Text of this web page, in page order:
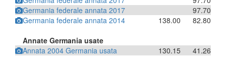
Germania federale annata 2017
97.70
Germania federale annata 2014
138.00
82.80
Annate Germania usate
Annata 2004 Germania usata
130.15
41.26